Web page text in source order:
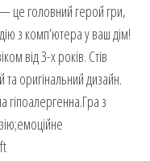
— це головний герой гри,
з комп’ютера у ваш дім!
від 3-х років. Стів
оригінальний дизайн.
гіпоалергенна.Гра з